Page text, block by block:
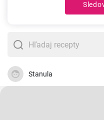
postupu.
-Goralská
Stanula